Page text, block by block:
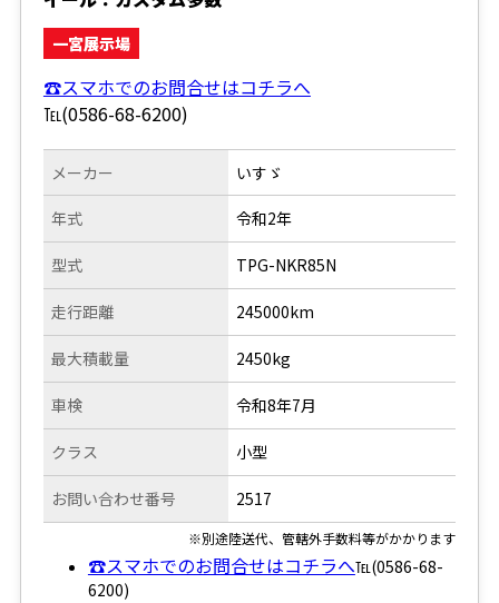
一宮展示場
☎スマホでのお問合せはコチラへ
℡(0586-68-6200)
メーカー
年式
型式
走行距離
いすゞ
令和2年
TPG-NKR85N
245000km
最大積載量
車検
クラス
お問い合わせ番号
2450kg
令和8年7月
小型
2517
※別途陸送代、管轄外手数料等がかかります
☎スマホでのお問合せはコチラへ℡(0586-68-
6200)